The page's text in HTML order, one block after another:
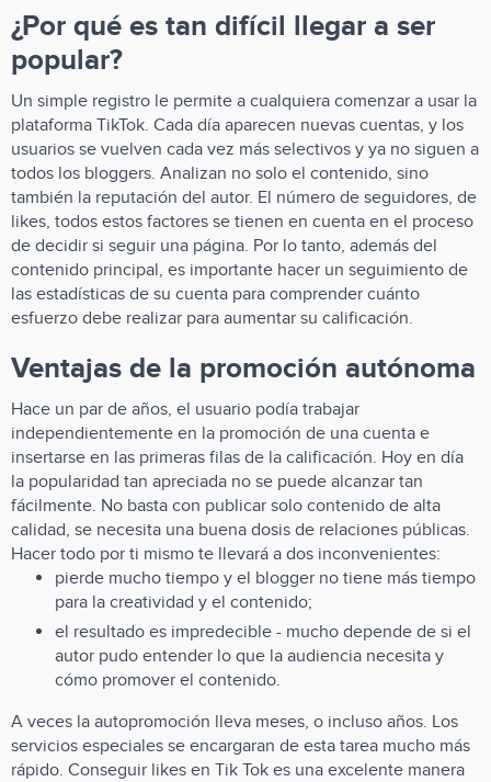
¿Por qué es tan difícil llegar a ser
popular?
Un simple registro le permite a cualquiera comenzar a usar la
plataforma TikTok. Cada día aparecen nuevas cuentas, y los
usuarios se vuelven cada vez más selectivos y ya no siguen a
todos los bloggers. Analizan no solo el contenido, sino
también la reputación del autor. El número de seguidores, de
likes, todos estos factores se tienen en cuenta en el proceso
de decidir si seguir una página. Por lo tanto, además del
contenido principal, es importante hacer un seguimiento de
las estadísticas de su cuenta para comprender cuánto
esfuerzo debe realizar para aumentar su calificación.
Ventajas de la promoción autónoma
Hace un par de años, el usuario podía trabajar
independientemente en la promoción de una cuenta e
insertarse en las primeras filas de la calificación. Hoy en día
la popularidad tan apreciada no se puede alcanzar tan
fácilmente. No basta con publicar solo contenido de alta
calidad, se necesita una buena dosis de relaciones públicas.
Hacer todo por ti mismo te llevará a dos inconvenientes:
pierde mucho tiempo y el blogger no tiene más tiempo
para la creatividad y el contenido;
el resultado es impredecible - mucho depende de si el
autor pudo entender lo que la audiencia necesita y
cómo promover el contenido.
A veces la autopromoción lleva meses, o incluso años. Los
servicios especiales se encargaran de esta tarea mucho más
rápido. Conseguir likes en Tik Tok es una excelente manera